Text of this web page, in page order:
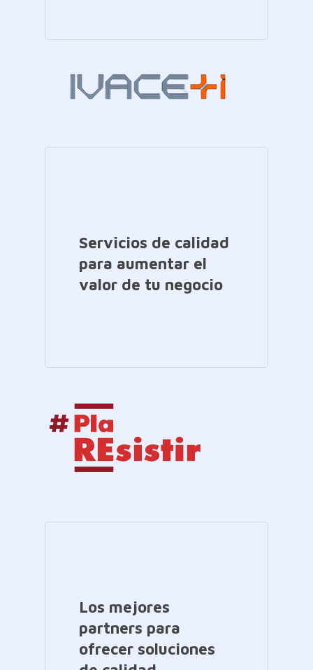
Servicios de calidad
para aumentar el
valor de tu negocio
Los mejores
partners para
ofrecer soluciones